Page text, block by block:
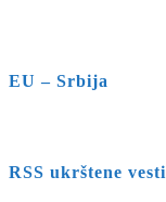
EU – Srbija
RSS ukrštene vesti